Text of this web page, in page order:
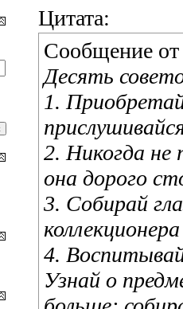
Цитата:
Сообщение
Десять
1.
2. Никогда не
она дорого
3. Собирай
4. Воспитывай
Узнай о